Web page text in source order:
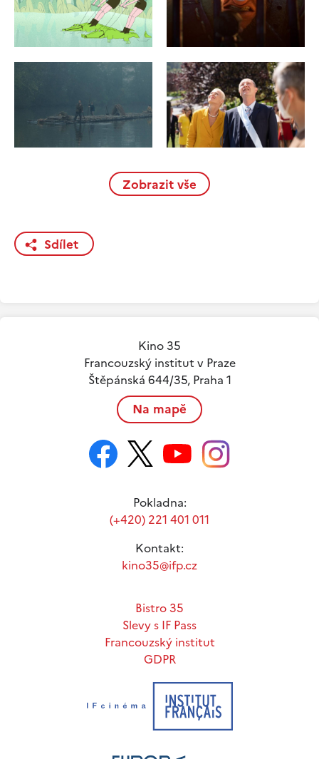
Zobrazit vše
Sdílet
Kino 35
Francouzský institut v Praze
Štěpánská 644/35, Praha 1
Na mapě
Pokladna:
(+420) 221 401 011
Kontakt:
kino35@ifp.cz
Bistro 35
Slevy s IF Pass
Francouzský institut
GDPR